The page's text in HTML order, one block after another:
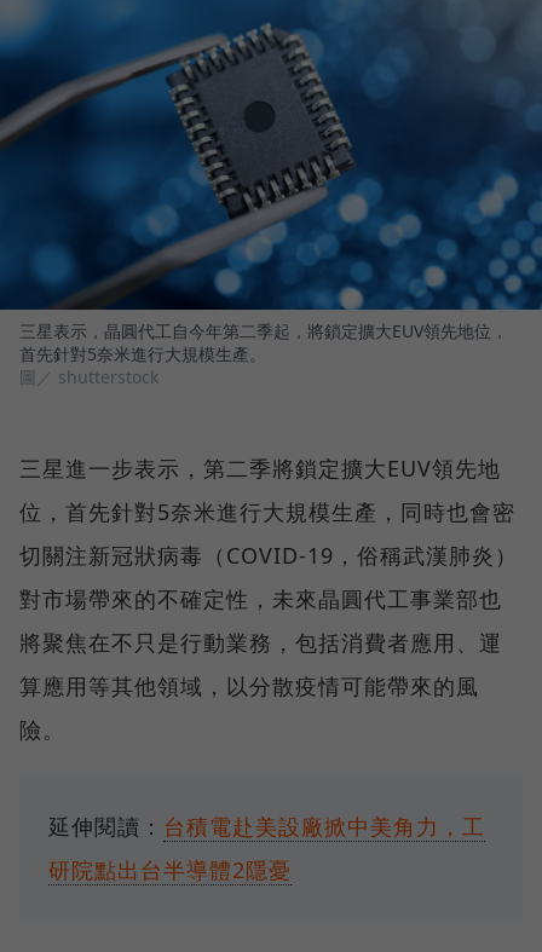
三星表示，晶圓代工自今年第二季起，將鎖定擴大EUV領先地位，
首先針對5奈米進行大規模生產。
圖／ shutterstock
三星進一步表示，第二季將鎖定擴大EUV領先地
位，首先針對5奈米進行大規模生產，同時也會密
切關注新冠狀病毒（COVID-19，俗稱武漢肺炎）
對市場帶來的不確定性，未來晶圓代工事業部也
將聚焦在不只是行動業務，包括消費者應用、運
算應用等其他領域，以分散疫情可能帶來的風
險。
延伸閱讀： 台積電赴美設廠掀中美角力，工
研院點出台半導體2隱憂